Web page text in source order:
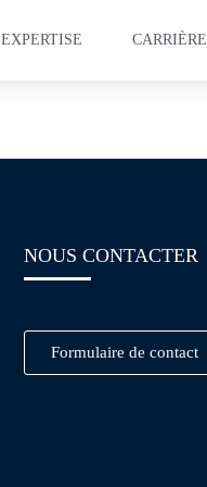
EXPERTISE CARRIÈRE
NOUS CONTACTER
Formulaire de contact